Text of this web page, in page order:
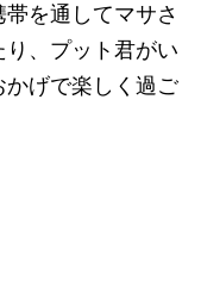
を通してマサさ
、プット君がい
げで楽しく過ご